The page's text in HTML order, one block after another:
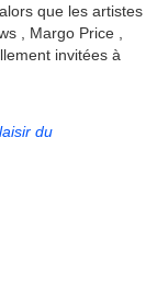
que les artistes
, Margo Price ,
invitées à
du